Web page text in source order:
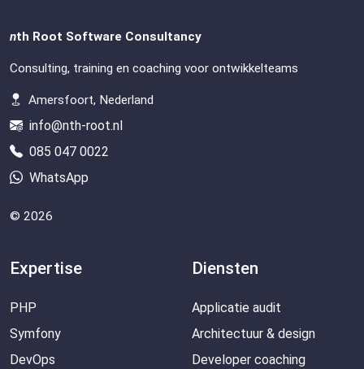
nth Root Software Consultancy
Consulting, training en coaching voor ontwikkelteams
Amersfoort, Nederland
info@nth-root.nl
085 047 0022
WhatsApp
© 2026
Expertise
PHP
Symfony
DevOps
Diensten
Applicatie audit
Architectuur & design
Developer coaching